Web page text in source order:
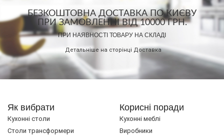
БЕЗКОШТОВНА ДОСТАВКА ПО КИЄВУ
ПРИ ЗАМОВЛЕННІ ВІД 10000 ГРН.
ПРИ НАЯВНОСТІ ТОВАРУ НА СКЛАДІ
Детальніше на сторінці Доставка
Як вибрати
Кухонні столи
Cтоли трансформери
Корисні поради
Кухонні меблі
Виробники